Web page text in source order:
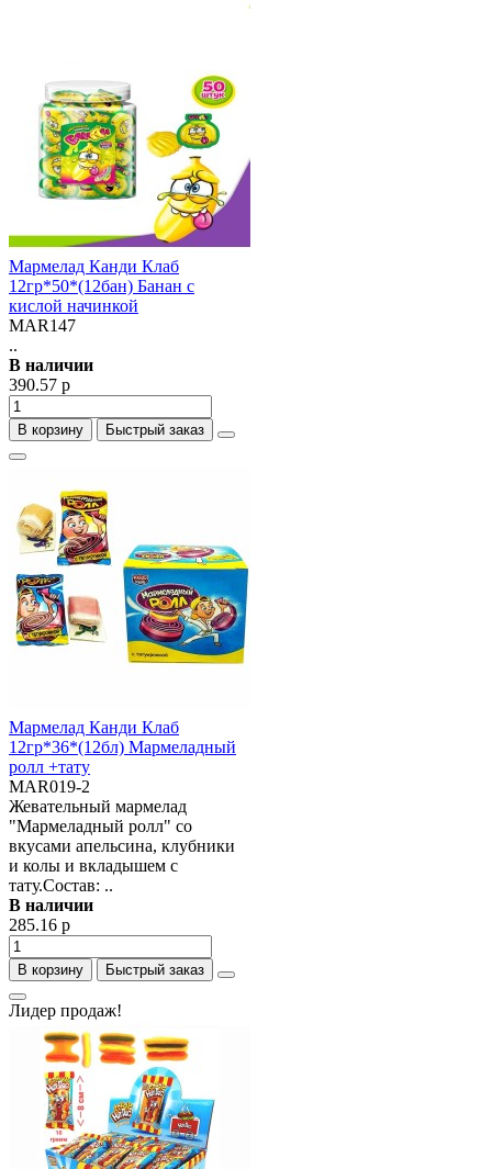
Мармелад Канди Клаб
12гр*50*(12бан) Банан с
кислой начинкой
MAR147
..
В наличии
390.57 р
В корзину Быстрый заказ
Мармелад Канди Клаб
12гр*36*(12бл) Мармеладный
ролл +тату
MAR019-2
Жевательный мармелад
"Мармеладный ролл" со
вкусами апельсина, клубники
и колы и вкладышем с
тату.Состав: ..
В наличии
285.16 р
В корзину Быстрый заказ
Лидер продаж!